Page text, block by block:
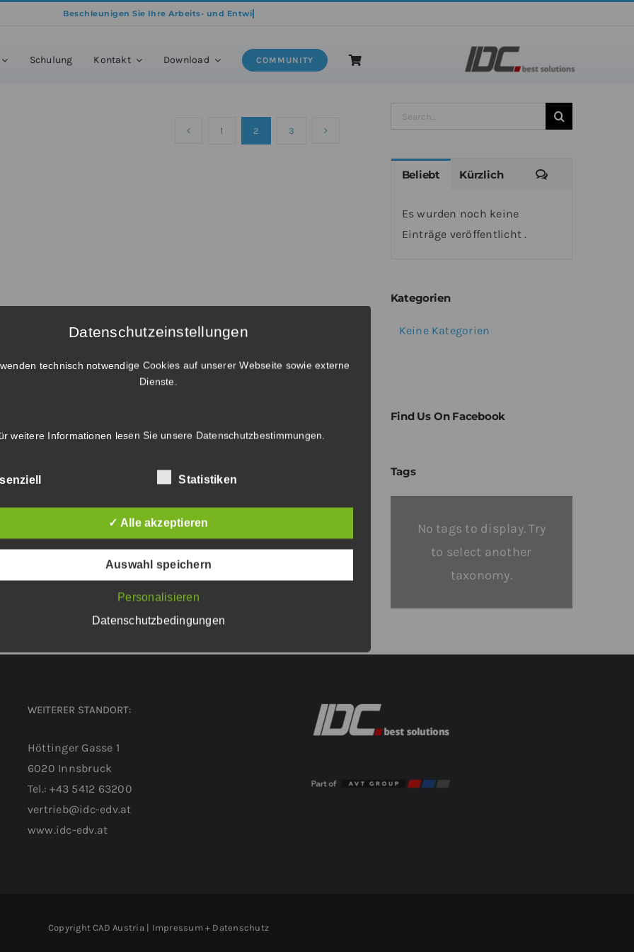
Schulung Kontakt Download COMMUNITY
1 2 3
Suche
nach:
Beliebt Kürzlich Kommentare
Es wurden noch keine
Einträge veröffentlicht .
Kategorien
Keine Kategorien
Find Us On Facebook
Tags
No tags to display. Try
to select another
taxonomy.
WEITERER STANDORT:
Höttinger Gasse 1
6020 Innsbruck
Tel.: +43 5412 63200
vertrieb@idc-edv.at
www.idc-edv.at
Copyright CAD Austria | Impressum + Datenschutz
Datenschutzeinstellungen
technisch notwendige Cookies auf unserer Webseite sowie externe
Dienste.
weitere Informationen lesen Sie unsere Datenschutzbestimmungen.
Statistiken
✓ Alle akzeptieren
Auswahl speichern
Personalisieren
Datenschutzbedingungen